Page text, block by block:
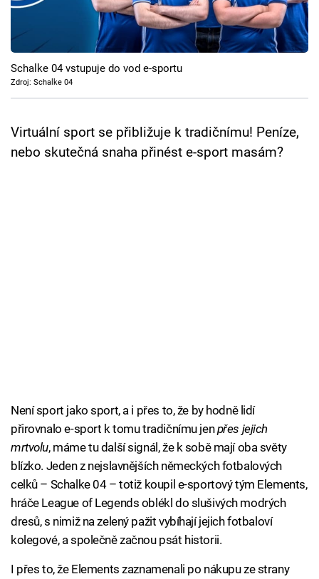
Cool Esport
Pořady
TV Program
Schalke 04 vstupuje do vod e-sportu
Zdroj: Schalke 04
Virtuální sport se přibližuje k tradičnímu! Peníze,
nebo skutečná snaha přinést e-sport masám?
Není sport jako sport, a i přes to, že by hodně lidí
přirovnalo e-sport k tomu tradičnímu jenpřes jejich
mrtvolu, máme tu další signál, že k sobě mají oba světy
blízko. Jeden z nejslavnějších německých fotbalových
celků – Schalke 04 – totiž koupil e-sportový tým Elements,
hráče League of Legends oblékl do slušivých modrých
dresů, s nimiž na zelený pažit vybíhají jejich fotbaloví
kolegové, a společně začnou psát historii.
I přes to, že Elements zaznamenali po nákupu ze strany